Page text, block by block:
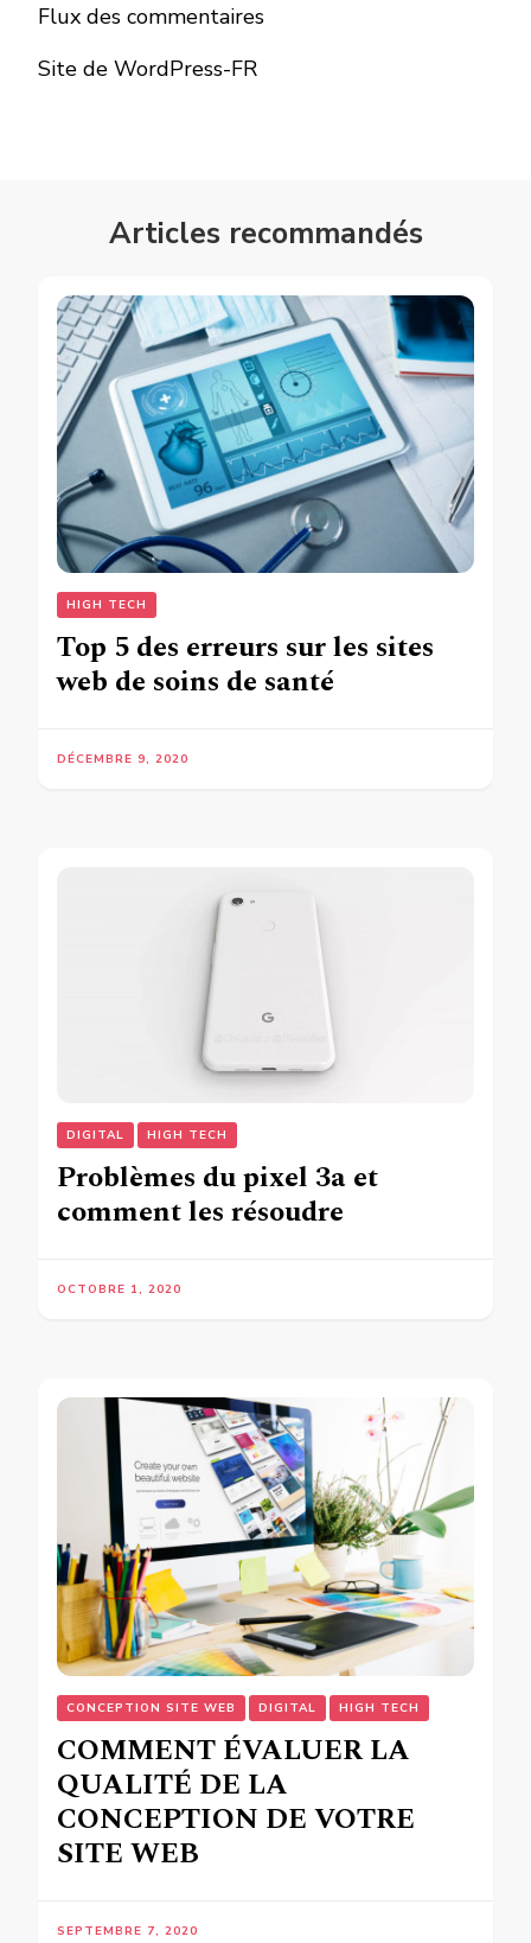
Flux des commentaires
Site de WordPress-FR
Articles recommandés
HIGH TECH
Top 5 des erreurs sur les sites
web de soins de santé
DÉCEMBRE 9, 2020
DIGITAL HIGH TECH
Problèmes du pixel 3a et
comment les résoudre
OCTOBRE 1, 2020
CONCEPTION SITE WEB DIGITAL HIGH TECH
COMMENT ÉVALUER LA
QUALITÉ DE LA
CONCEPTION DE VOTRE
SITE WEB
SEPTEMBRE 7, 2020